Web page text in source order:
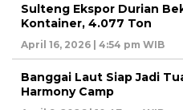
Sulteng Ekspor Durian
Kontainer, 4.077 Ton
April 16, 2026 | 4:54 pm WIB
Banggai Laut Siap Jadi
Harmony Camp